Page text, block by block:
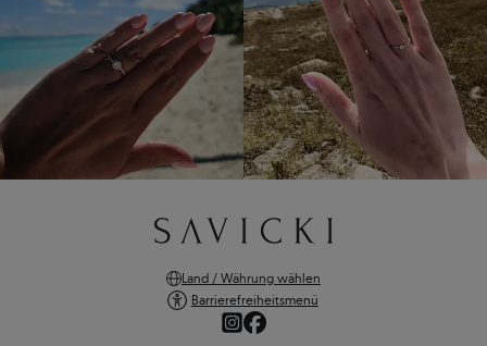
Land / Währung wählen
Barrierefreiheitsmenü